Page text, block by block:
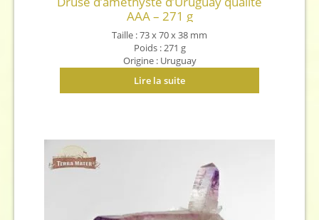
AAA – 271 g
Taille : 73 x 70 x 38 mm
Poids : 271 g
Origine : Uruguay
Lire la suite